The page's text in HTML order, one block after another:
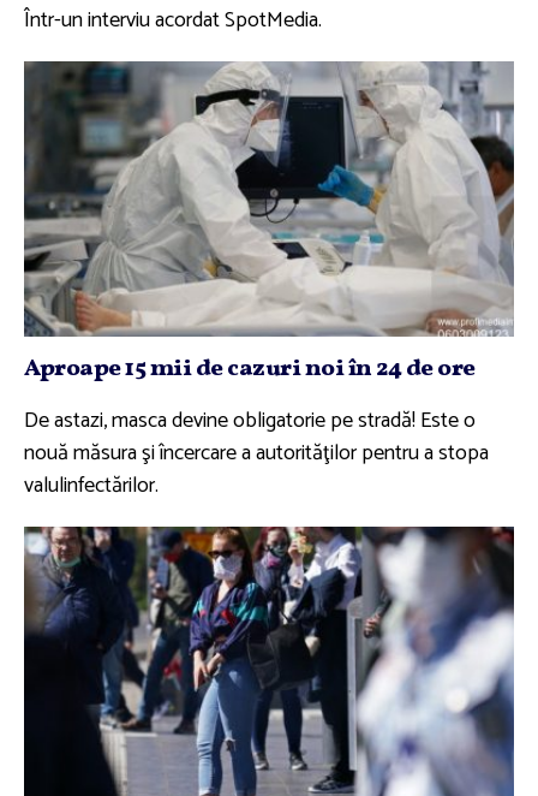
Într-un interviu acordat SpotMedia.
Aproape 15 mii de cazuri noi în 24 de ore
De astazi, masca devine obligatorie pe stradă! Este o
nouă măsura şi încercare a autorităţilor pentru a stopa
valulinfectărilor.